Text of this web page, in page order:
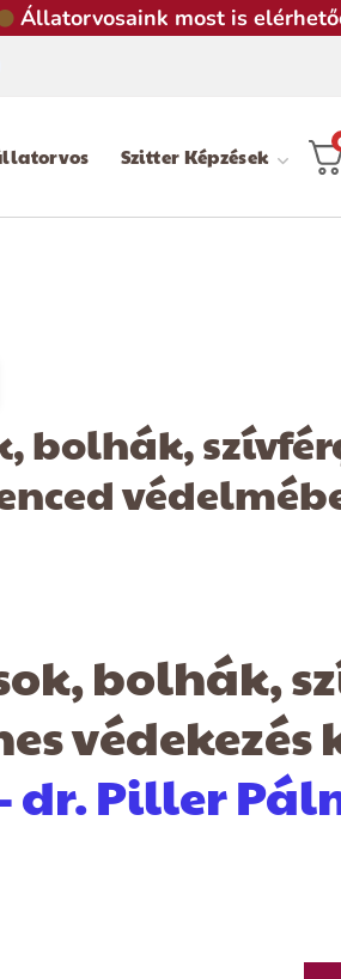
Állatorvosaink most is
Szitter Képzések
bolhák,
bolhák,
védekezés
dr. Piller